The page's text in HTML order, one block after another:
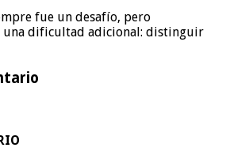
fue un desafío, pero
una dificultad adicional: distinguir